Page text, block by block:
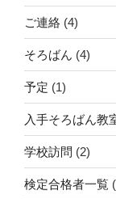
ご連絡 (4)
そろばん (4)
予定 (1)
入手そろばん教
学校訪問 (2)
検定合格者一覧